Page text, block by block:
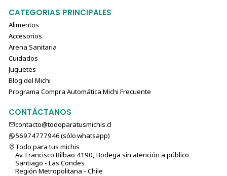
CATEGORIAS PRINCIPALES
Alimentos
Accesorios
Arena Sanitaria
Cuidados
Juguetes
Blog del Michi
Programa Compra Automática Michi Frecuente
CONTÁCTANOS
contacto@todoparatusmichis.cl
56974777946 (sólo⁣⁣⁣⁣⁣​​​​​​​​​​​​​​​ whatsapp)
Todo para tus michis
Av. Francisco Bilbao 4190, Bodega sin atención a público
Santiago - Las Condes
Región Metropolitana - Chile